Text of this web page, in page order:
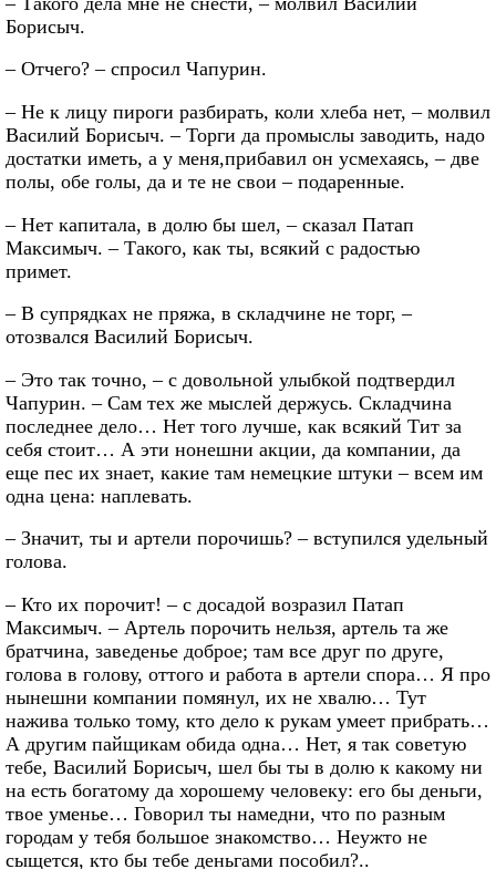
Борисыч.
– Отчего? – спросил Чапурин.
– Не к лицу пироги разбирать, коли хлеба нет, – молвил
Василий Борисыч. – Торги да промыслы заводить, надо
достатки иметь, а у меня,прибавил он усмехаясь, – две
полы, обе голы, да и те не свои – подаренные.
– Нет капитала, в долю бы шел, – сказал Патап
Максимыч. – Такого, как ты, всякий с радостью
примет.
– В супрядках не пряжа, в складчине не торг, –
отозвался Василий Борисыч.
– Это так точно, – с довольной улыбкой подтвердил
Чапурин. – Сам тех же мыслей держусь. Складчина
последнее дело… Нет того лучше, как всякий Тит за
себя стоит… А эти нонешни акции, да компании, да
еще пес их знает, какие там немецкие штуки – всем им
одна цена: наплевать.
– Значит, ты и артели порочишь? – вступился удельный
голова.
– Кто их порочит! – с досадой возразил Патап
Максимыч. – Артель порочить нельзя, артель та же
братчина, заведенье доброе; там все друг по друге,
голова в голову, оттого и работа в артели спора… Я про
нынешни компании помянул, их не хвалю… Тут
нажива только тому, кто дело к рукам умеет прибрать…
А другим пайщикам обида одна… Нет, я так советую
тебе, Василий Борисыч, шел бы ты в долю к какому ни
на есть богатому да хорошему человеку: его бы деньги,
твое уменье… Говорил ты намедни, что по разным
городам у тебя большое знакомство… Неужто не
сыщется, кто бы тебе деньгами пособил?..